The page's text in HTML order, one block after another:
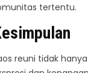
tertentu.
reuni tidak